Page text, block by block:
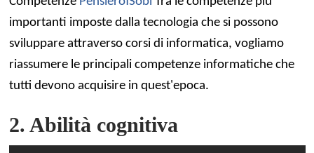
importanti imposte dalla tecnologia che si possono
sviluppare attraverso corsi di informatica, vogliamo
riassumere le principali competenze informatiche che
tutti devono acquisire in quest'epoca.
2. Abilità cognitiva